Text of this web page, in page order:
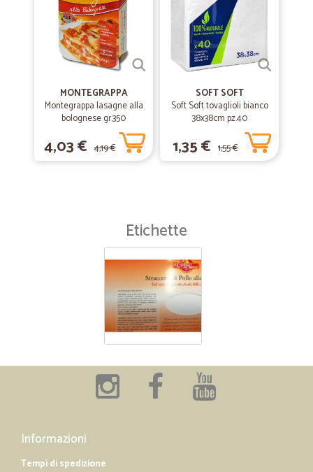
MONTEGRAPPA
Montegrappa lasagne alla
bolognese gr.350
4,03 € 4,19 €
SOFT SOFT
Soft Soft tovaglioli bianco
38x38cm pz.40
1,35 € 1,55 €
Etichette
Informazioni
Tempi di spedizione